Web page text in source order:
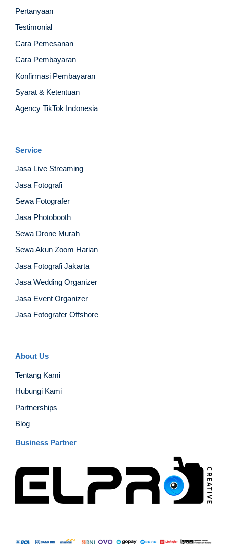
Pertanyaan
Testimonial
Cara Pemesanan
Cara Pembayaran
Konfirmasi Pembayaran
Syarat & Ketentuan
Agency TikTok Indonesia
Service
Jasa Live Streaming
Jasa Fotografi
Sewa Fotografer
Jasa Photobooth
Sewa Drone Murah
Sewa Akun Zoom Harian
Jasa Fotografi Jakarta
Jasa Wedding Organizer
Jasa Event Organizer
Jasa Fotografer Offshore
About Us
Tentang Kami
Hubungi Kami
Partnerships
Blog
Business Partner